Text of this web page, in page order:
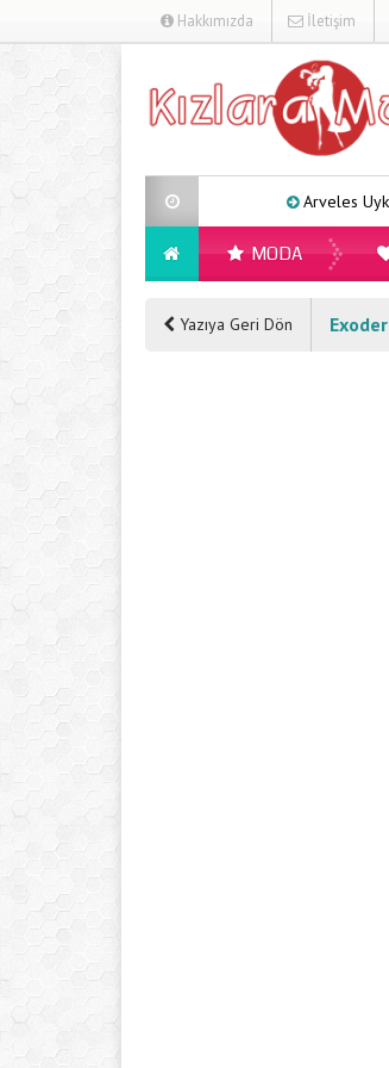
Hakkımızda İletişim
Arveles Uyku Yapar
MODA
Yazıya Geri Dön